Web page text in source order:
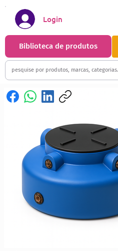
Biblioteca de produtos
Login